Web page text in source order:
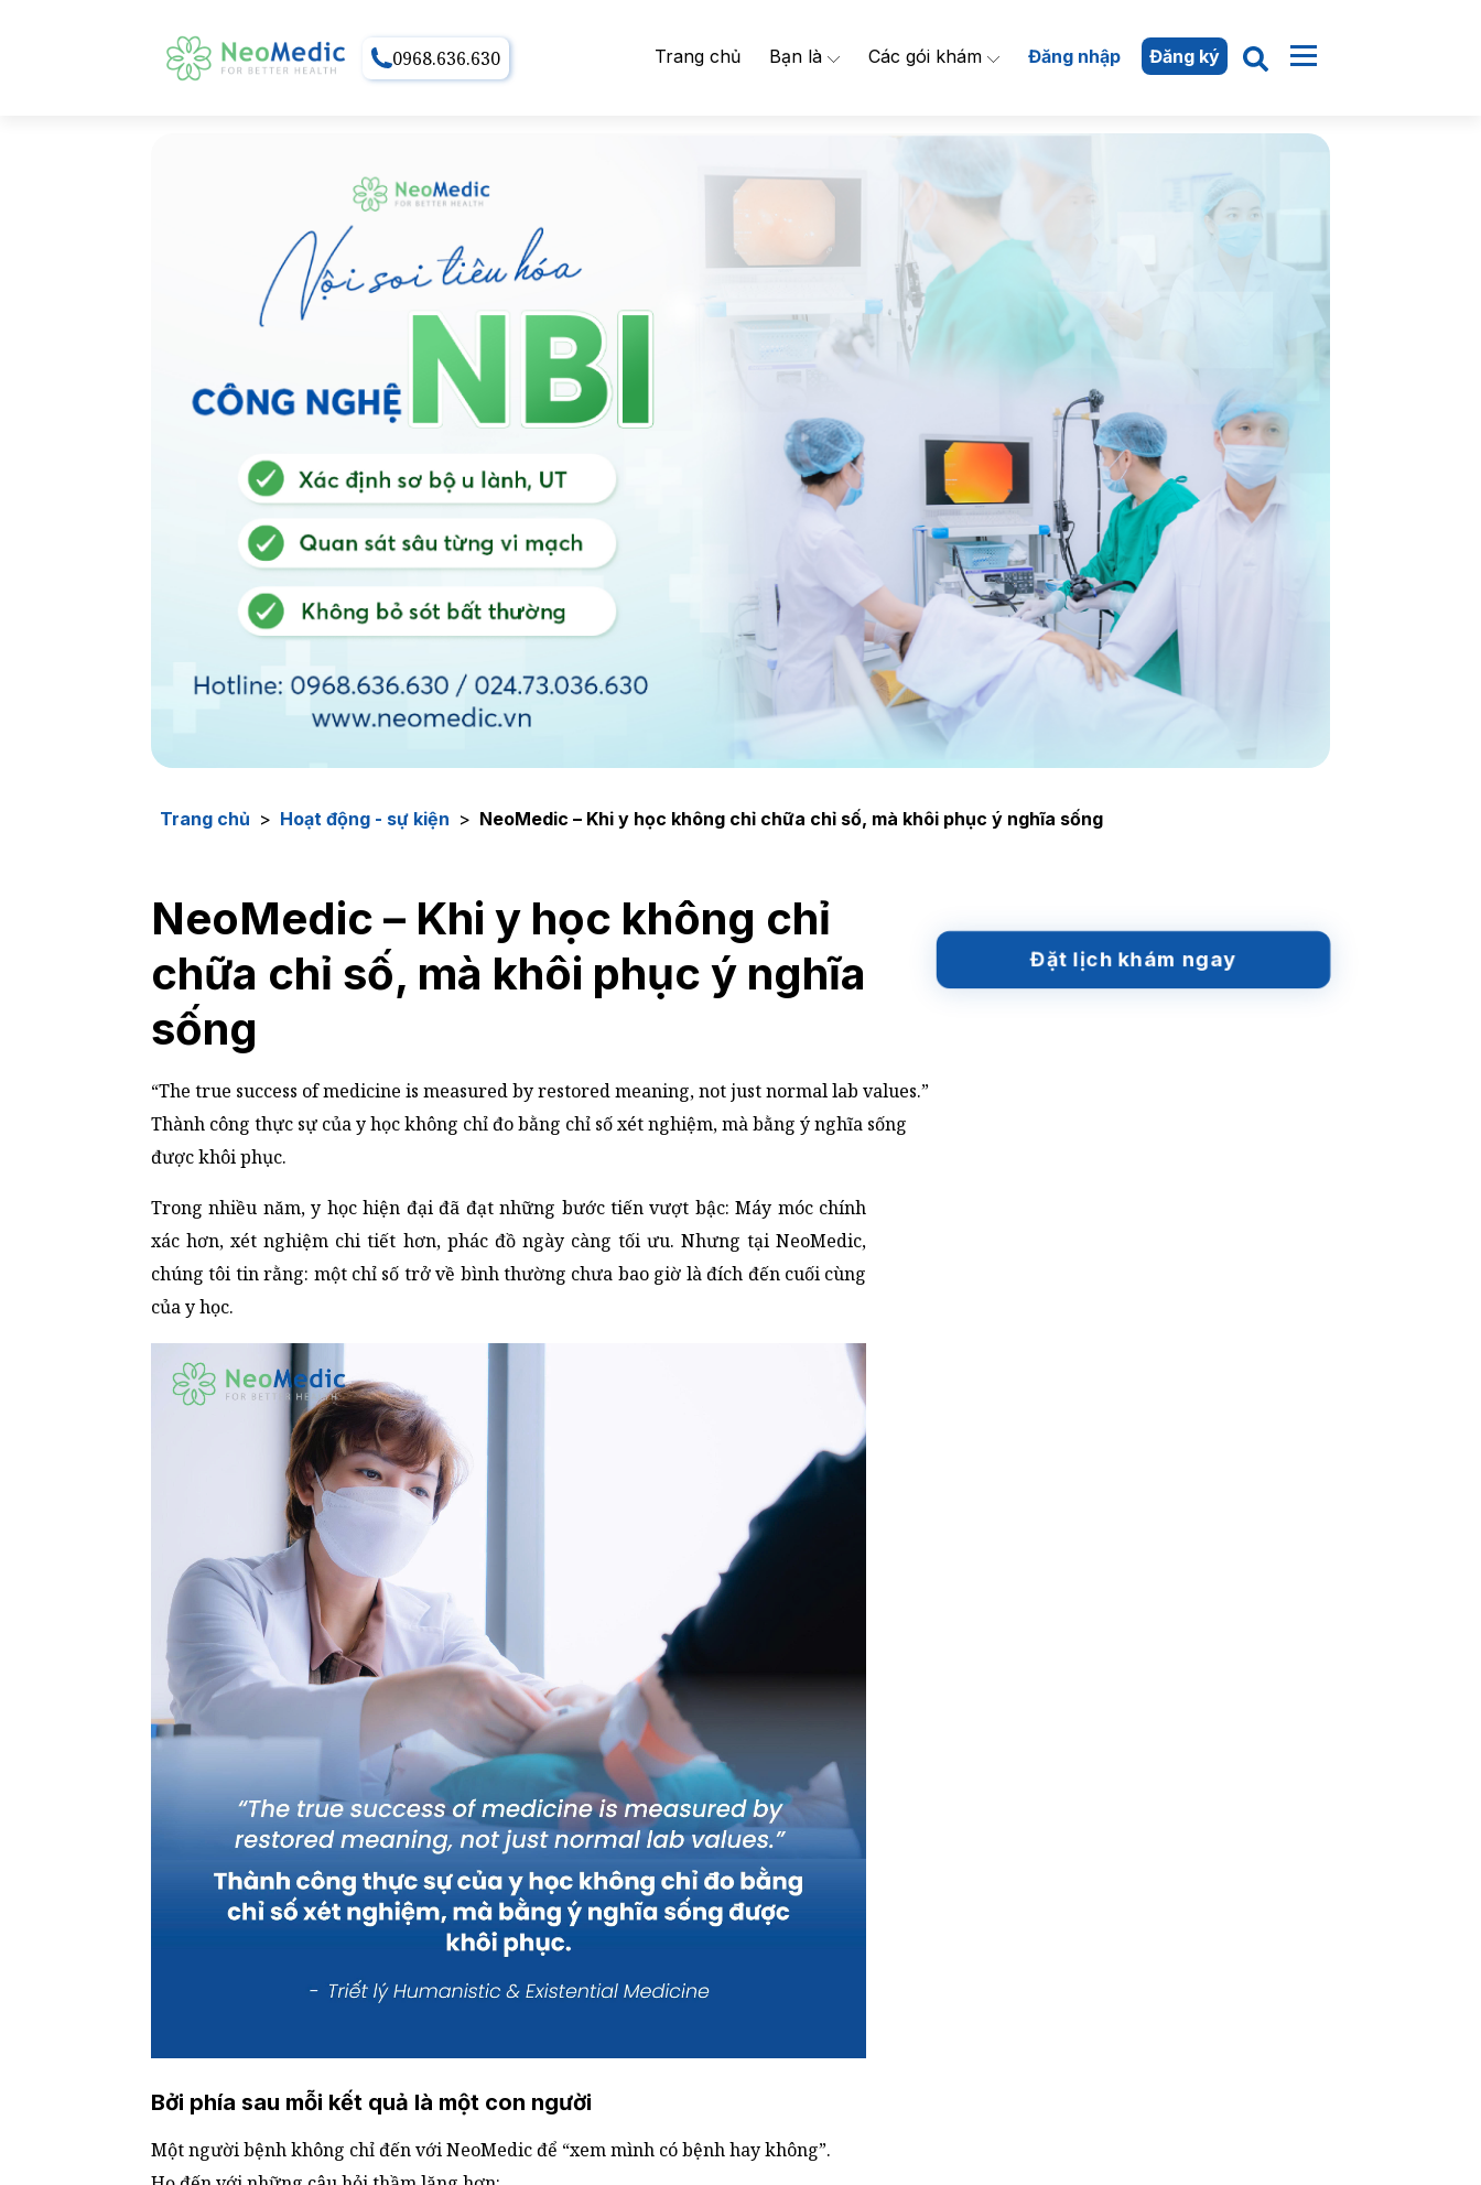
0968.636.630 Trang chủ Bạn là Các gói khám Đăng nhập Đăng ký
Trang chủ > Hoạt động - sự kiện > NeoMedic – Khi y học không chỉ chữa chỉ số, mà khôi phục ý nghĩa sống
NeoMedic – Khi y học không chỉ
chữa chỉ số, mà khôi phục ý nghĩa
sống
“The true success of medicine is measured by restored meaning, not just normal lab values.”
Thành công thực sự của y học không chỉ đo bằng chỉ số xét nghiệm, mà bằng ý nghĩa sống
được khôi phục.
Trong nhiều năm, y học hiện đại đã đạt những bước tiến vượt bậc: Máy móc chính
xác hơn, xét nghiệm chi tiết hơn, phác đồ ngày càng tối ưu. Nhưng tại NeoMedic,
chúng tôi tin rằng: một chỉ số trở về bình thường chưa bao giờ là đích đến cuối cùng
của y học.
Bởi phía sau mỗi kết quả là một con người
Một người bệnh không chỉ đến với NeoMedic để “xem mình có bệnh hay không”.
Đặt lịch khám ngay